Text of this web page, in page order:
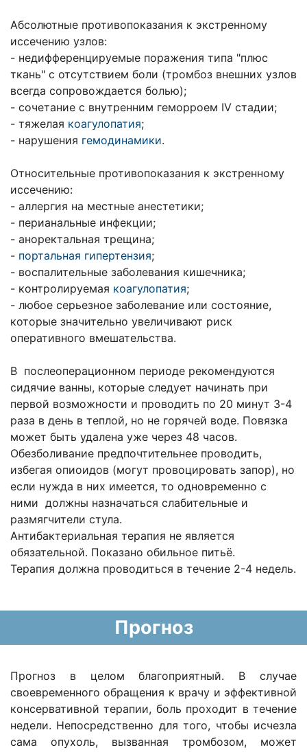
Абсолютные противопоказания к экстренному
иссечению узлов:
- недифференцируемые поражения типа "плюс
ткань" с отсутствием боли (тромбоз внешних узлов
всегда сопровождается болью);
- сочетание с внутренним геморроем IV стадии;
- тяжелая коагулопатия;
- нарушения гемодинамики.
Относительные противопоказания к экстренному
иссечению:
- аллергия на местные анестетики;
- перианальные инфекции;
- аноректальная трещина;
- портальная гипертензия;
- воспалительные заболевания кишечника;
- контролируемая коагулопатия;
- любое серьезное заболевание или состояние,
которые значительно увеличивают риск
оперативного вмешательства.
В послеоперационном периоде рекомендуются
сидячие ванны, которые следует начинать при
первой возможности и проводить по 20 минут 3-4
раза в день в теплой, но не горячей воде. Повязка
может быть удалена уже через 48 часов.
Обезболивание предпочтительнее проводить,
избегая опиоидов (могут провоцировать запор), но
если нужда в них имеется, то одновременно с
ними должны назначаться слабительные и
размягчители стула.
Антибактериальная терапия не является
обязательной. Показано обильное питьё.
Терапия должна проводиться в течение 2-4 недель.
Прогноз
Прогноз в целом благоприятный. В случае
своевременного обращения к врачу и эффективной
консервативной терапии, боль проходит в течение
недели. Непосредственно для того, чтобы исчезла
сама опухоль, вызванная тромбозом, может